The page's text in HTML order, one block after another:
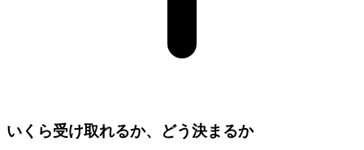
いくら受け取れるか、どう決まるか